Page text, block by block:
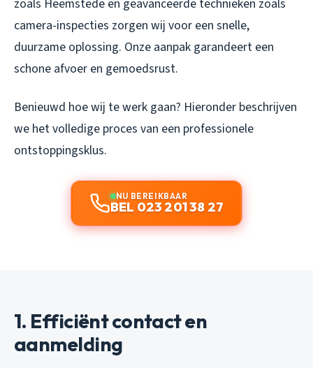
zoals Heemstede en geavanceerde technieken zoals
camera-inspecties zorgen wij voor een snelle,
duurzame oplossing. Onze aanpak garandeert een
schone afvoer en gemoedsrust.
Benieuwd hoe wij te werk gaan? Hieronder beschrijven
we het volledige proces van een professionele
ontstoppingsklus.
NU BEREIKBAAR
BEL 023 201 38 27
1. Efficiënt contact en
aanmelding